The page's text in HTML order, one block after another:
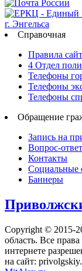
Справочная
Правила
4 Отдел
Телефоны
Телефоны
Телефоны
Обращение
Запись на
Вопрос-ответ
Контакты
Социальные
Баннеры
Copyright © 2015-
область. Все
интернете
на сайт: